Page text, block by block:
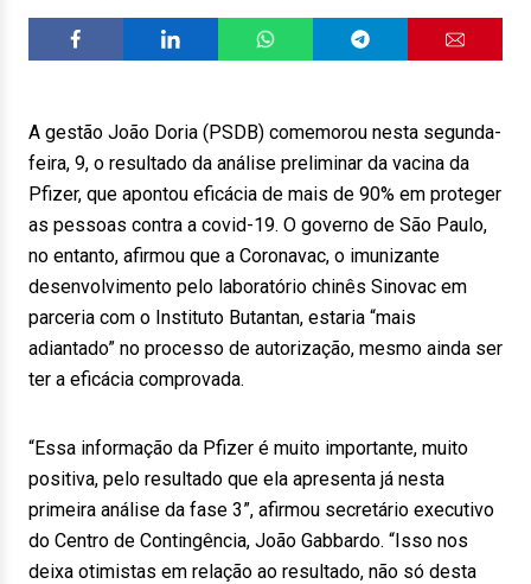
A gestão João Doria (PSDB) comemorou nesta segunda-
feira, 9, o resultado da análise preliminar da vacina da
Pfizer, que apontou eficácia de mais de 90% em proteger
as pessoas contra a covid-19. O governo de São Paulo,
no entanto, afirmou que a Coronavac, o imunizante
desenvolvimento pelo laboratório chinês Sinovac em
parceria com o Instituto Butantan, estaria “mais
adiantado” no processo de autorização, mesmo ainda ser
ter a eficácia comprovada.
“Essa informação da Pfizer é muito importante, muito
positiva, pelo resultado que ela apresenta já nesta
primeira análise da fase 3”, afirmou secretário executivo
do Centro de Contingência, João Gabbardo. “Isso nos
deixa otimistas em relação ao resultado, não só desta